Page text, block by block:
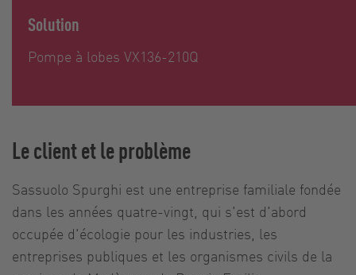
Solution
Pompe à lobes VX136-210Q
Le client et le problème
Sassuolo Spurghi est une entreprise familiale fondée
dans les années quatre-vingt, qui s'est d'abord
occupée d'écologie pour les industries, les
entreprises publiques et les organismes civils de la